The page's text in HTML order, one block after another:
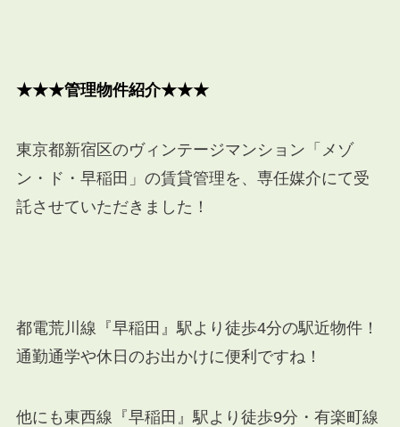
★★★管理物件紹介★★★
東京都新宿区のヴィンテージマンション「メゾ
ン・ド・早稲田」の賃貸管理を、専任媒介にて受
託させていただきました！
都電荒川線『早稲⽥』駅より徒歩4分の駅近物件！
通勤通学や休日のお出かけに便利ですね！
他にも東⻄線『早稲⽥』駅より徒歩9分・有楽町線